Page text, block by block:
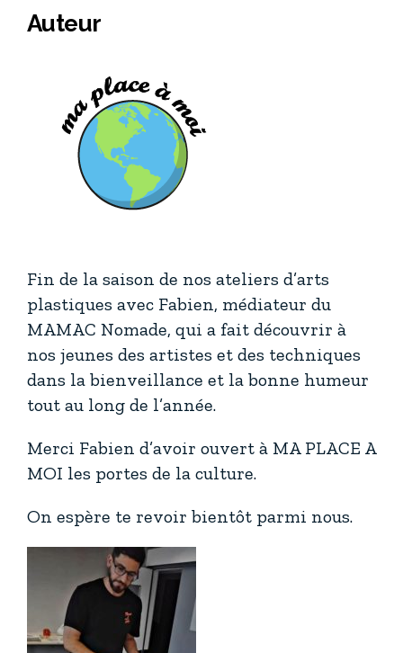
Auteur
Fin de la saison de nos ateliers d’arts
plastiques avec Fabien, médiateur du
MAMAC Nomade, qui a fait découvrir à
nos jeunes des artistes et des techniques
dans la bienveillance et la bonne humeur
tout au long de l’année.
Merci Fabien d’avoir ouvert à MA PLACE A
MOI les portes de la culture.
On espère te revoir bientôt parmi nous.